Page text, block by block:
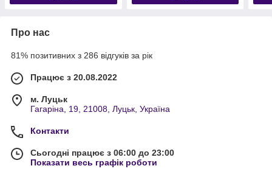
Про нас
81% позитивних з 286 відгуків за рік
Працює з 20.08.2022
м. Луцьк
Гагаріна, 19, 21008, Луцьк, Україна
Контакти
Сьогодні працює з 06:00 до 23:00
Показати весь графік роботи